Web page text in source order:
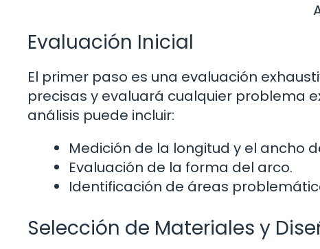
Evaluación Inicial
El primer paso es una evaluación
precisas y evaluará cualquier problema
análisis puede incluir:
Medición de la longitud y el ancho
Evaluación de la forma del arco.
Identificación de áreas
Selección de Materiales y